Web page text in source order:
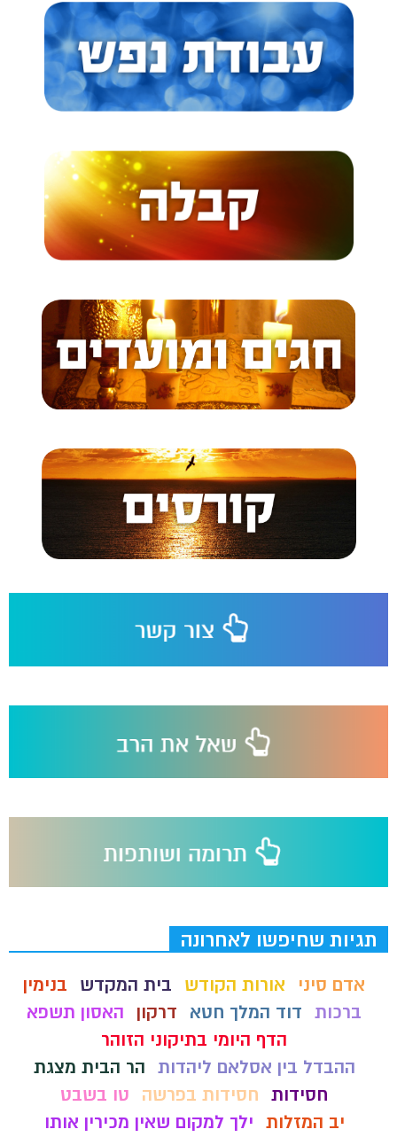
תגיות שחיפשו לאחרונה
אדם סיני אורות הקודש בית המקדש
בנימין
ברכות דוד המלך חטא דרקון
האסון תשפא
הדף היומי בתיקוני הזוהר
ההבדל בין אסלאם ליהדות הר הבית מצגת
חסידות חסידות בפרשה
טו בשבט
יב המזלות ילך למקום שאין מכירין אותו